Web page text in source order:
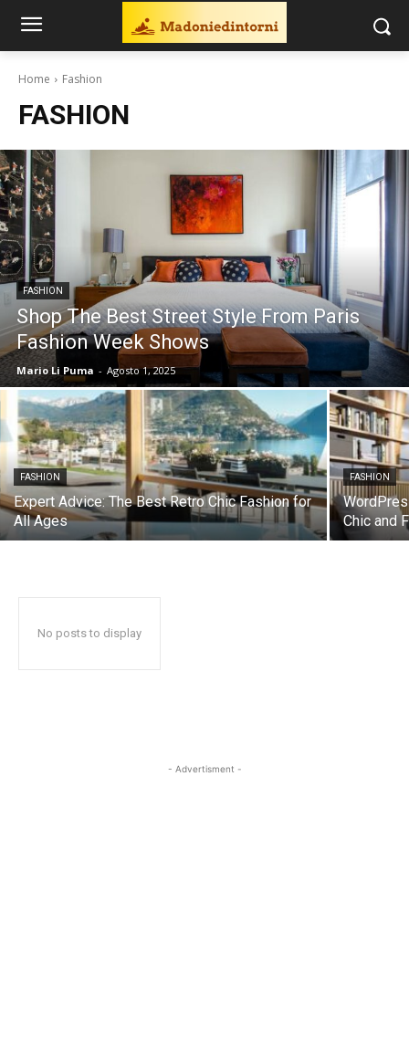
Home Fashion
FASHION
FASHION
Shop The Best Street Style From Paris
Fashion Week Shows
Mario Li Puma - Agosto 1, 2025
FASHION
Expert Advice: The Best Retro Chic Fashion for
All Ages
FASHION
Chic and
No posts to display
- Advertisment -